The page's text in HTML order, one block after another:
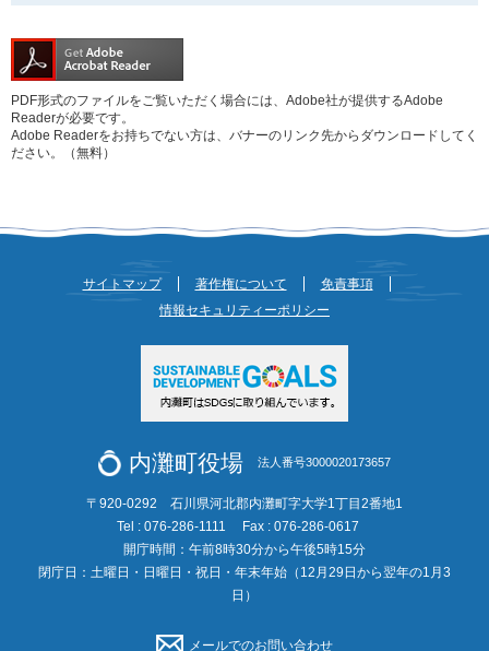
PDF形式のファイルをご覧いただく場合には、Adobe社が提供するAdobe
Readerが必要です。
Adobe Readerをお持ちでない方は、バナーのリンク先からダウンロードしてく
ださい。（無料）
サイトマップ 著作権について
免責事項
情報セキュリティーポリシー
内灘町役場 法人番号3000020173657
〒920-0292 石川県河北郡内灘町字大学1丁目2番地1
Tel : 076-286-1111
Fax : 076-286-0617
開庁時間：午前8時30分から午後5時15分
閉庁日：土曜日・日曜日・祝日・年末年始（12月29日から翌年の1月3
日）
メールでのお問い合わせ